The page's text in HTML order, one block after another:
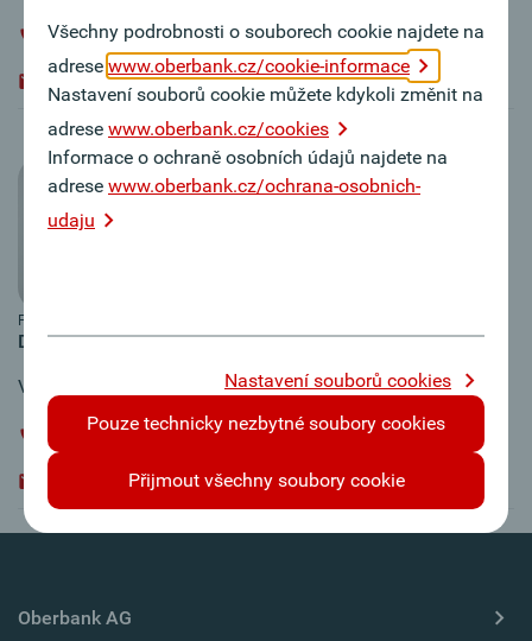
+420 / 224 / 1901 - 42
hana.zachovalova@oberbank.cz
Fotografie: A. Šreflová
Dir. Filip Vavruška
Vedení obchodní oblasti
+420 / 224 / 1901 - 15
filip.vavruska@oberbank.cz
Všechny podrobnosti o souborech cookie najdete na
adrese www.oberbank.cz/cookie-informace
Nastavení souborů cookie můžete kdykoli změnit na
adrese www.oberbank.cz/cookies
Informace o ochraně osobních údajů najdete na
adrese www.oberbank.cz/ochrana-osobnich-
udaju
Nastavení souborů cookies
Pouze technicky nezbytné soubory cookies
Přijmout všechny soubory cookie
Oberbank AG